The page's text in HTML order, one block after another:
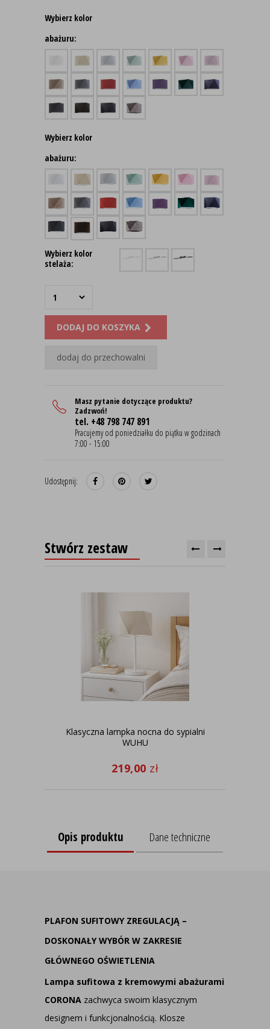
Wybierz kolor
abażuru:
Wybierz kolor
abażuru:
Wybierz kolor
stelaża:
DODAJ DO KOSZYKA
dodaj do przechowalni
Masz pytanie dotyczące produktu?
Zadzwoń!
tel. +48 798 747 891
Pracujemy od poniedziałku do piątku w godzinach
7:00 - 15:00
Udostępnij:
Stwórz zestaw
Klasyczna lampka nocna do sypialni
WUHU
219,00 zł
Opis produktu Dane techniczne
PLAFON SUFITOWY ZREGULACJĄ –
DOSKONAŁY WYBÓR W ZAKRESIE
GŁÓWNEGO OŚWIETLENIA
Lampa sufitowa z kremowymi abażurami
CORONA zachwyca swoim klasycznym
designem i funkcjonalnością. Klosze